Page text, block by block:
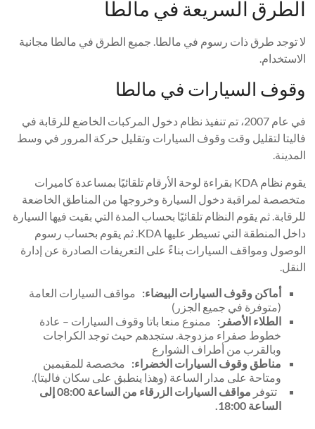
الطرق السريعة في مالطا
لا توجد طرق ذات رسوم في مالطا. جميع الطرق في مالطا مجانية
الاستخدام.
وقوف السيارات في مالطا
في عام 2007، تم تنفيذ نظام دخول المركبات الخاضع للرقابة في
فاليتا لتقليل وقت وقوف السيارات وتقليل حركة المرور في وسط
المدينة.
يقوم نظام KDA بقراءة لوحة الأرقام تلقائيًا بمساعدة كاميرات
متخصصة لمراقبة دخول السيارة وخروجها من المناطق الخاضعة
للرقابة. ثم يقوم النظام تلقائيًا بحساب المدة التي بقيت فيها السيارة
داخل المنطقة التي تسيطر عليها KDA. ثم يقوم بحساب رسوم
الوصول ومواقف السيارات بناءً على التعريفات الصادرة عن إدارة
النقل.
أماكن وقوف السيارات البيضاء: مواقف السيارات العامة
(متوفرة في جميع الجزر)
الطلاء الأصفر: ممنوع منعا باتا وقوف السيارات – عادة
خطوط صفراء مزدوجة. ستجدهم حيث توجد الكراجات
وبالقرب من أطراف الشوارع
مناطق وقوف السيارات الخضراء: مخصصة للمقيمين
ومتاحة على مدار الساعة (وهذا ينطبق على سكان فاليتا).
تتوفر
مواقف السيارات الزرقاء من الساعة 08:00 إلى
الساعة 18:00.